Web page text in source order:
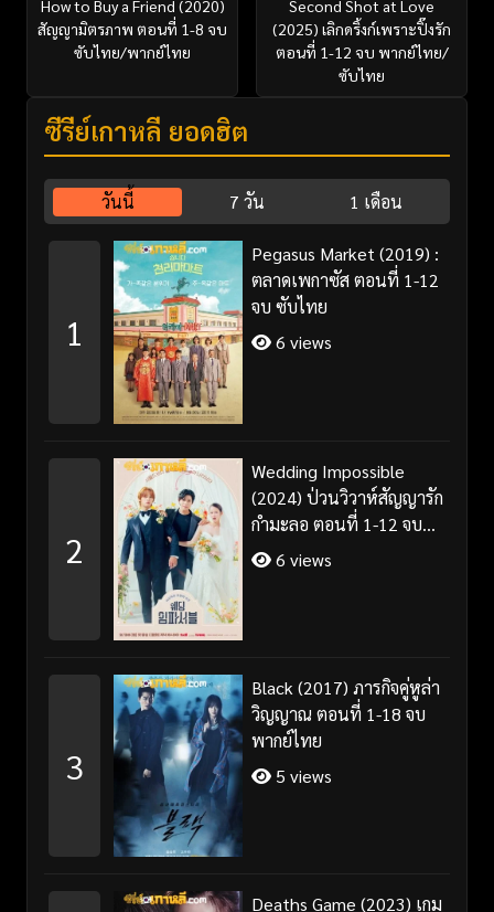
How to Buy a Friend (2020)
สัญญามิตรภาพ ตอนที่ 1-8 จบ
ซับไทย/พากย์ไทย
Second Shot at Love
(2025) เลิกดริ้งก์เพราะปิ๊งรัก
ตอนที่ 1-12 จบ พากย์ไทย/
ซับไทย
ซีรี่ย์เกาหลี ยอดฮิต
วันนี้ 7 วัน 1 เดือน
1
Pegasus Market (2019) :
ตลาดเพกาซัส ตอนที่ 1-12
จบ ซับไทย
6 views
2
Wedding Impossible
(2024) ป่วนวิวาห์สัญญารัก
กำมะลอ ตอนที่ 1-12 จบ
พากย์ไทย/ซับไทย
6 views
3
Black (2017) ภารกิจคู่หูล่า
วิญญาณ ตอนที่ 1-18 จบ
พากย์ไทย
5 views
Deaths Game (2023) เกม